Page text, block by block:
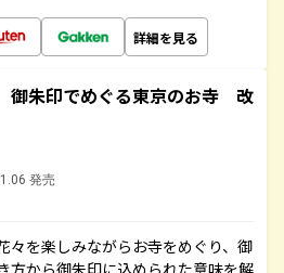
詳細を見る
朱印でめぐる東京のお寺 改
発売
々を楽しみながらお寺をめぐり、御
方から御朱印に込められた意味を解